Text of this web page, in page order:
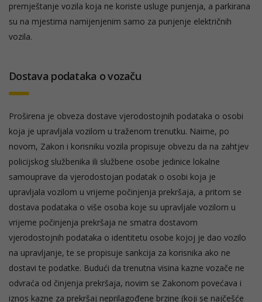
premještanje vozila koja ne koriste usluge punjenja, a parkirana
su na mjestima namijenjenim samo za punjenje električnih
vozila.
Dostava podataka o vozaču
Proširena je obveza dostave vjerodostojnih podataka o osobi
koja je upravljala vozilom u traženom trenutku. Naime, po
novom, Zakon i korisniku vozila propisuje obvezu da na zahtjev
policijskog službenika ili službene osobe jedinice lokalne
samouprave da vjerodostojan podatak o osobi koja je
upravljala vozilom u vrijeme počinjenja prekršaja, a pritom se
dostava podataka o više osoba koje su upravljale vozilom u
vrijeme počinjenja prekršaja ne smatra dostavom
vjerodostojnih podataka o identitetu osobe kojoj je dao vozilo
na upravljanje, te se propisuje sankcija za korisnika ako ne
dostavi te podatke. Budući da trenutna visina kazne vozače ne
odvraća od činjenja prekršaja, novim se Zakonom povećava i
iznos kazne za prekršaj neprilagođene brzine (koji se najčešće